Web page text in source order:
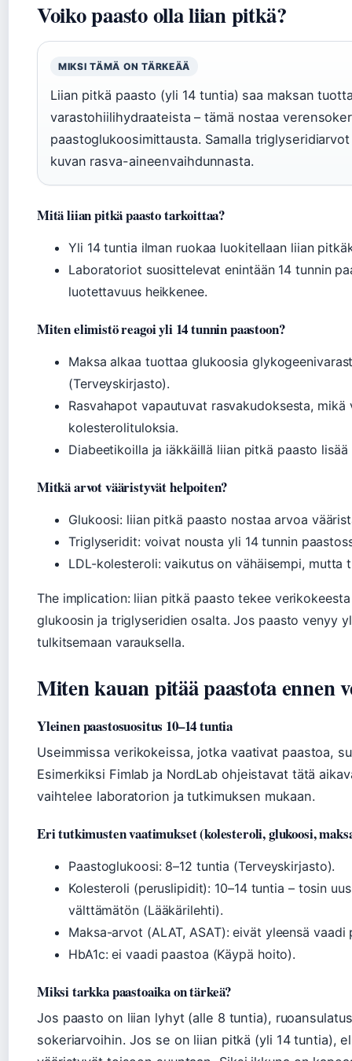
Voiko paasto olla liian pitkä?
MIKSI TÄMÄ ON TÄRKEÄÄ
Liian pitkä paasto (yli 14 tuntia) saa maksan
varastohiilihydraateista – tämä nostaa
paastoglukoosimittausta. Samalla
kuvan rasva-aineenvaihdunnasta.
Mitä liian pitkä paasto tarkoittaa?
Yli 14 tuntia ilman ruokaa luokitellaan liian
Laboratoriot suosittelevat enintään 14 tunnin
luotettavuus heikkenee.
Miten elimistö reagoi yli 14 tunnin paastoon?
Maksa alkaa tuottaa glukoosia
(Terveyskirjasto).
Rasvahapot vapautuvat rasvakudoksesta,
kolesterolituloksia.
Diabeetikoilla ja iäkkäillä liian pitkä paasto
Mitkä arvot vääristyvät helpoiten?
Glukoosi: liian pitkä paasto nostaa arvoa
Triglyseridit: voivat nousta yli 14 tunnin
LDL-kolesteroli: vaikutus on vähäisempi,
The implication: liian pitkä paasto tekee
glukoosin ja triglyseridien osalta. Jos paasto venyy
tulkitsemaan varauksella.
Miten kauan pitää paastota ennen
Yleinen paastosuositus 10–14 tuntia
Useimmissa verikokeissa, jotka vaativat paastoa,
Esimerkiksi Fimlab ja NordLab ohjeistavat tätä
vaihtelee laboratorion ja tutkimuksen mukaan.
Eri tutkimusten vaatimukset (kolesteroli, glukoosi,
Paastoglukoosi: 8–12 tuntia (Terveyskirjasto).
Kolesteroli (peruslipidit): 10–14 tuntia – tosin
välttämätön (Lääkärilehti).
Maksa-arvot (ALAT, ASAT): eivät yleensä
HbA1c: ei vaadi paastoa (Käypä hoito).
Miksi tarkka paastoaika on tärkeä?
Jos paasto on liian lyhyt (alle 8 tuntia),
sokeriarvoihin. Jos se on liian pitkä (yli 14 tuntia),